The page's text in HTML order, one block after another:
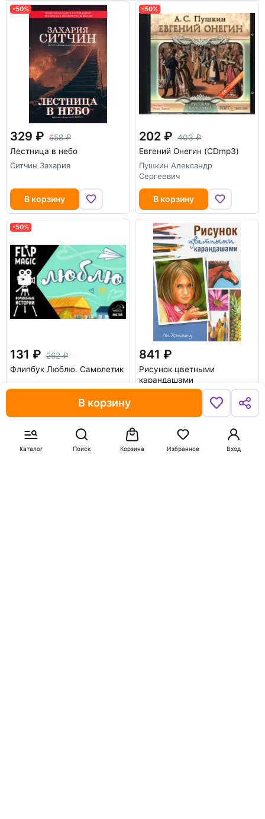
Каталог Поиск Вход
Избранное
Корзина
В корзину
-50%
329
658
Лестница в небо
Ситчин Захария
В корзину
-50%
202
403
Евгений Онегин (CDmp3)
Пушкин Александр
Сергеевич
В корзину
-50%
131
262
Флипбук Люблю. Самолетик
В корзину
841
Рисунок цветными
карандашами
В корзину
-50%